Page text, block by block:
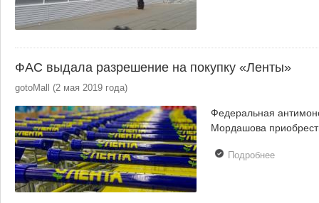
ФАС выдала разрешение на покупку «Ленты»
gotoMall (2 мая 2019 года)
Федеральная
Мордашова
Подробнеео ФАС